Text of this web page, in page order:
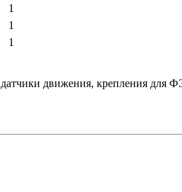
1
1
1
движения, крепления для